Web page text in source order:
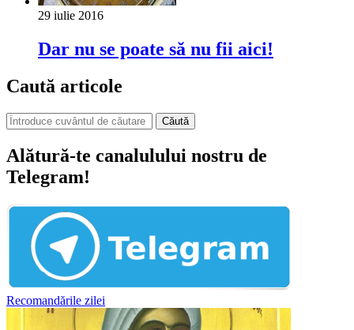
29 iulie 2016
Dar nu se poate să nu fii aici!
Caută articole
Căută
Alătură-te canalulului nostru de
Telegram!
Recomandările zilei